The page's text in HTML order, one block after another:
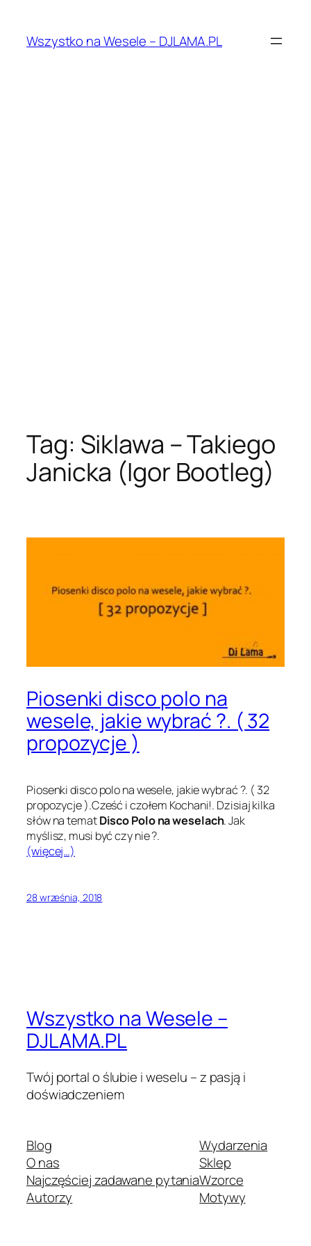
treściWszystko na Wesele – DJLAMA.PL
Tag: Siklawa – Takiego
Janicka (Igor Bootleg)
Piosenki disco polo na
wesele, jakie wybrać ?. ( 32
propozycje )
Piosenki disco polo na wesele, jakie wybrać ?. ( 32
propozycje ).Cześć i czołem Kochani!. Dzisiaj kilka
słów na tematDisco Polo na weselach. Jak
myślisz, musi być czy nie ?.
(więcej…)
28 września, 2018
Wszystko na Wesele –
DJLAMA.PL
Twój portal o ślubie i weselu – z pasją i
doświadczeniem
Blog
O nas
Najczęściej zadawane pytania
Autorzy
Wydarzenia
Sklep
Wzorce
Motywy